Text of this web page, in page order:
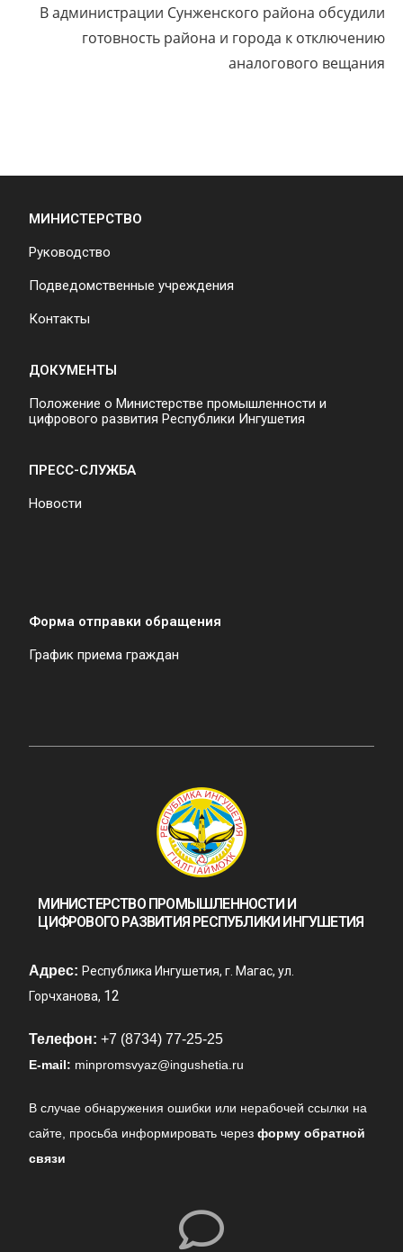
В администрации Сунженского района обсудили
готовность района и города к отключению
аналогового вещания
МИНИСТЕРСТВО
Руководство
Подведомственные учреждения
Контакты
ДОКУМЕНТЫ
Положение о Министерстве промышленности и
цифрового развития Республики Ингушетия
ПРЕСС-СЛУЖБА
Новости
Форма отправки обращения
График приема граждан
МИНИСТЕРСТВО ПРОМЫШЛЕННОСТИ И
ЦИФРОВОГО РАЗВИТИЯ РЕСПУБЛИКИ ИНГУШЕТИЯ
Адрес: Республика Ингушетия, г. Магас, ул.
Горчханова, 12
Телефон: +7 (8734) 77-25-25
E-mail: minpromsvyaz@ingushetia.ru
В случае обнаружения ошибки или нерабочей ссылки на
сайте, просьба информировать черезформу обратной
связи